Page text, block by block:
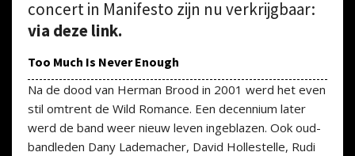
concert in Manifesto zijn nu verkrijgbaar:
via deze link.
Too Much Is Never Enough
Na de dood van Herman Brood in 2001 werd het even
stil omtrent de Wild Romance. Een decennium later
werd de band weer nieuw leven ingeblazen. Ook oud-
bandleden Dany Lademacher, David Hollestelle, Rudi